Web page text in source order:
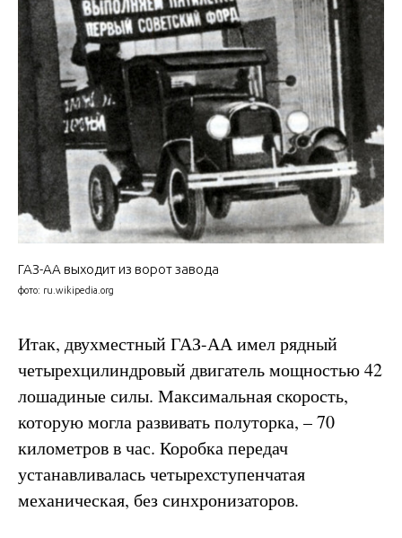
ГАЗ-АА выходит из ворот завода
фото: ru.wikipedia.org
Итак, двухместный ГАЗ-АА имел рядный
четырехцилиндровый двигатель мощностью 42
лошадиные силы. Максимальная скорость,
которую могла развивать полуторка, – 70
километров в час. Коробка передач
устанавливалась четырехступенчатая
механическая, без синхронизаторов.